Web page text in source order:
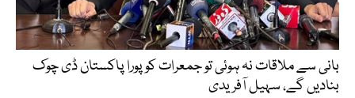
بانی سے ملاقات نہ ہوئی تو جمعرات کو پورا پاکستان ڈی چوک
بنادیں گے، سہیل آفریدی